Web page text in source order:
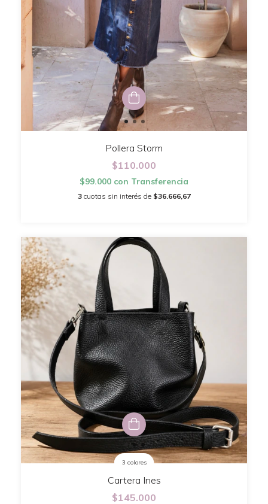
Pollera Storm
$110.000
$99.000 con Transferencia
3 cuotas sin interés de $36.666,67
3 colores
Cartera Ines
$145.000